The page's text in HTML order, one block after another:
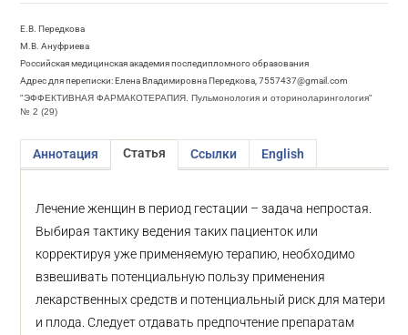
Е.В. Передкова
М.В. Ануфриева
Российская медицинская академия последипломного образования
Адрес для переписки: Елена Владимировна Передкова, 7557437@gmail.com
"ЭФФЕКТИВНАЯ ФАРМАКОТЕРАПИЯ. Пульмонология и оториноларингология"
№ 2 (29)
Аннотация Статья Ссылки English
Лечение женщин в период гестации – задача непростая.
Выбирая тактику ведения таких пациенток или
корректируя уже применяемую терапию, необходимо
взвешивать потенциальную пользу применения
лекарственных средств и потенциальный риск для матери
и плода. Следует отдавать предпочтение препаратам